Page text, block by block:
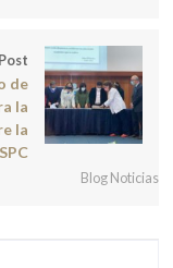
de
la
la
Blog Noticias